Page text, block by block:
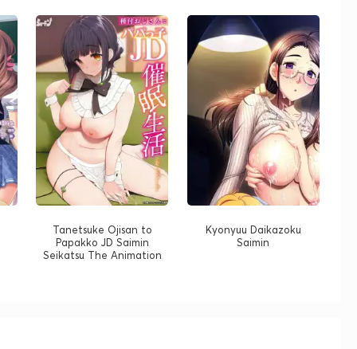
Tanetsuke Ojisan to
Papakko JD Saimin
Seikatsu The Animation
Kyonyuu Daikazoku
Saimin